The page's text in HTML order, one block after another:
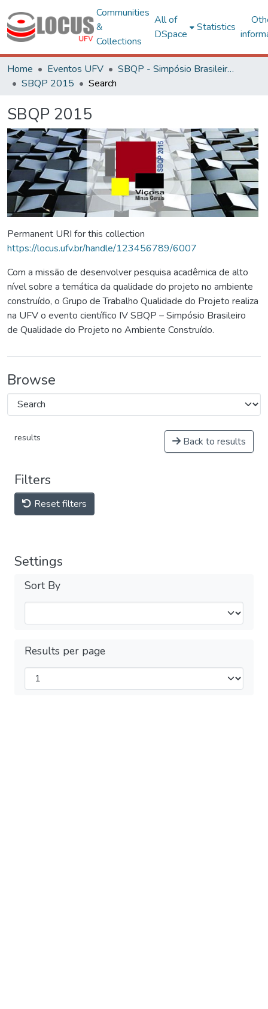
Communities
&
Collections
All of
DSpace
Statistics
Home Eventos UFV
SBQP - Simpósio Brasileiro de Qualidade do Projeto no Ambiente Construído
SBQP 2015
Search
SBQP 2015
Permanent URI for this collection
https://locus.ufv.br/handle/123456789/6007
Com a missão de desenvolver pesquisa acadêmica de alto
nível sobre a temática da qualidade do projeto no ambiente
construído, o Grupo de Trabalho Qualidade do Projeto realiza
na UFV o evento científico IV SBQP – Simpósio Brasileiro
de Qualidade do Projeto no Ambiente Construído.
Browse
results Back to results
Filters
Reset filters
Settings
Sort By
Results per page